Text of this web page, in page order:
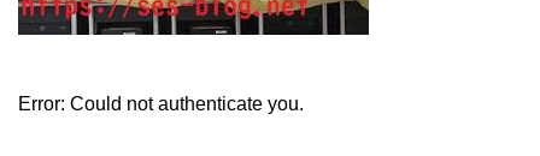
Error: Could not authenticate you.